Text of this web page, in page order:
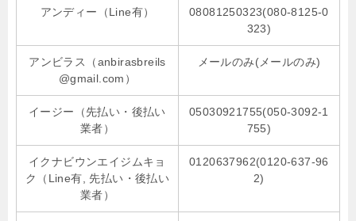
アンディー（Line有）
08081250323(080-8125-0
323)
アンビラス（anbirasbreils
@gmail.com）
メールのみ(メールのみ)
イージー（先払い・後払い
業者）
05030921755(050-3092-1
755)
イクナビウンエイジムキョ
ク（Line有, 先払い・後払い
業者）
0120637962(0120-637-96
2)